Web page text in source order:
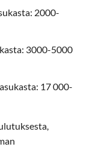
2000-
3000-5000
17 000-